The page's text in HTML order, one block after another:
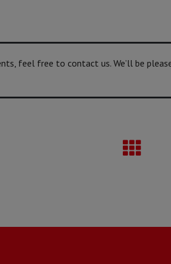
feel free to contact us. We’ll be